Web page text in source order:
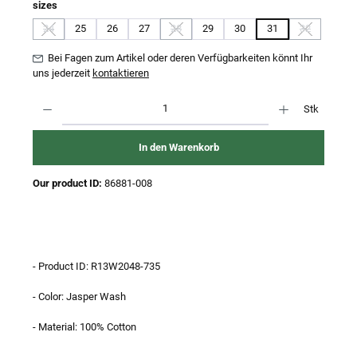
sizesauswählen
24
(Diese Option ist zurzeit nicht verfügbar.)
25 26 27 28
(Diese Option ist zurzeit nicht verfügbar.)
29 30 31 32
(Diese
Bei Fagen zum Artikel oder deren Verfügbarkeiten könnt Ihr
uns jederzeit kontaktieren
Stk
In den Warenkorb
Our product ID: 86881-008
- Product ID: R13W2048-735
- Color: Jasper Wash
- Material: 100% Cotton